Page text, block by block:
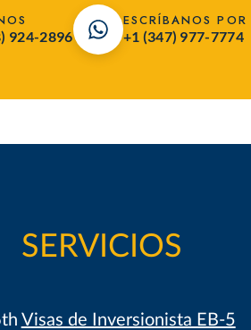
924-2896
ESCRÍBANOS
+1 (347) 977-7774
SERVICIOS
Visas de Inversionista EB-5